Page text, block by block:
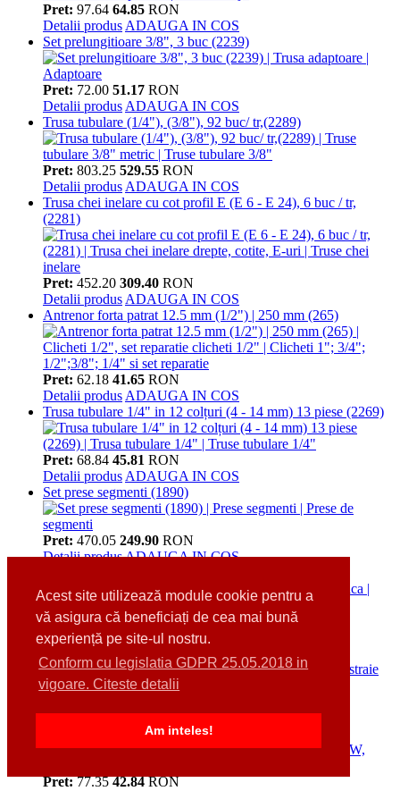
Acest site utilizează module cookie pentru a
vă asigura că beneficiați de cea mai bună
experiență pe site-ul nostru.
Conform cu legislatia GDPR 25.05.2018 in
vigoare. Citeste detalii
Am inteles!
Pret: 97.64 64.85 RON
Detalii produs ADAUGA IN COS
Set prelungitioare 3/8", 3 buc (2239)
Pret: 72.00 51.17 RON
Detalii produs ADAUGA IN COS
Trusa tubulare (1/4"), (3/8"), 92 buc/ tr,(2289)
Pret: 803.25 529.55 RON
Detalii produs ADAUGA IN COS
Trusa chei inelare cu cot profil E (E 6 - E 24), 6 buc / tr,
(2281)
Pret: 452.20 309.40 RON
Detalii produs ADAUGA IN COS
Antrenor forta patrat 12.5 mm (1/2") | 250 mm (265)
Pret: 62.18 41.65 RON
Detalii produs ADAUGA IN COS
Trusa tubulare 1/4" in 12 colțuri (4 - 14 mm) 13 piese (2269)
Pret: 68.84 45.81 RON
Detalii produs ADAUGA IN COS
Set prese segmenti (1890)
Pret: 470.05 249.90 RON
Detalii produsADAUGA IN COS
Pret: 77.35 41.65RON
Detalii produs ADAUGA IN COS
Detalii produsADAUGA IN COS
Cheie de roti 17+19 mm (1510)
Pret: 77.35 42.84RON